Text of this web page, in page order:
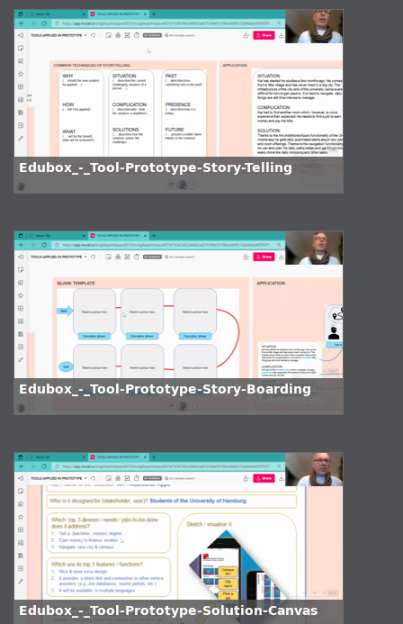
Edubox_-_Tool-Prototype-Story-Telling
Edubox_-_Tool-Prototype-Story-Boarding
Edubox_-_Tool-Prototype-Solution-Canvas